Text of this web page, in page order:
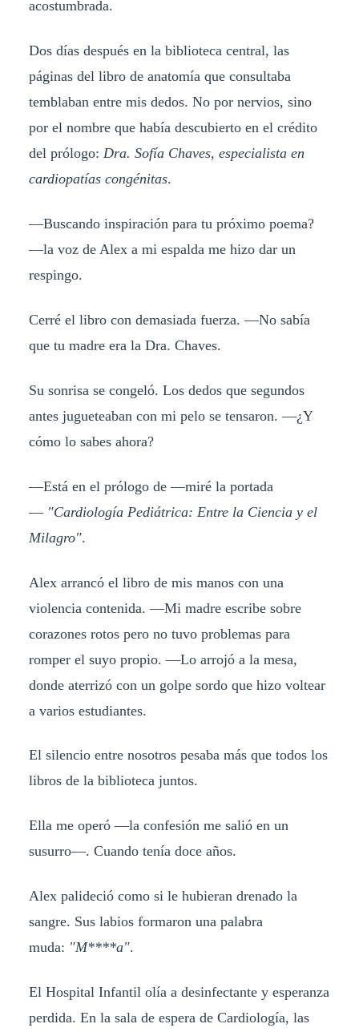
acostumbrada.
Dos días después en la biblioteca central, las
páginas del libro de anatomía que consultaba
temblaban entre mis dedos. No por nervios, sino
por el nombre que había descubierto en el crédito
del prólogo: Dra. Sofía Chaves, especialista en
cardiopatías congénitas.
—Buscando inspiración para tu próximo poema?
—la voz de Alex a mi espalda me hizo dar un
respingo.
Cerré el libro con demasiada fuerza. —No sabía
que tu madre era la Dra. Chaves.
Su sonrisa se congeló. Los dedos que segundos
antes jugueteaban con mi pelo se tensaron. —¿Y
cómo lo sabes ahora?
—Está en el prólogo de —miré la portada
— "Cardiología Pediátrica: Entre la Ciencia y el
Milagro".
Alex arrancó el libro de mis manos con una
violencia contenida. —Mi madre escribe sobre
corazones rotos pero no tuvo problemas para
romper el suyo propio. —Lo arrojó a la mesa,
donde aterrizó con un golpe sordo que hizo voltear
a varios estudiantes.
El silencio entre nosotros pesaba más que todos los
libros de la biblioteca juntos.
Ella me operó —la confesión me salió en un
susurro—. Cuando tenía doce años.
Alex palideció como si le hubieran drenado la
sangre. Sus labios formaron una palabra
muda: "M****a".
El Hospital Infantil olía a desinfectante y esperanza
perdida. En la sala de espera de Cardiología, las